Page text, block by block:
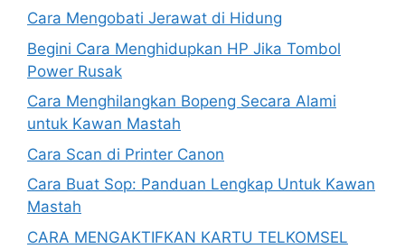
Cara Mengobati Jerawat di Hidung
Begini Cara Menghidupkan HP Jika Tombol
Power Rusak
Cara Menghilangkan Bopeng Secara Alami
untuk Kawan Mastah
Cara Scan di Printer Canon
Cara Buat Sop: Panduan Lengkap Untuk Kawan
Mastah
CARA MENGAKTIFKAN KARTU TELKOMSEL